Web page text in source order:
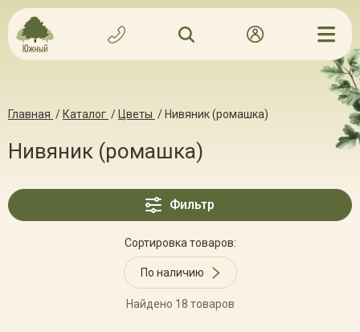
Главная / Каталог / Цветы / Нивяник (ромашка)
Нивяник (ромашка)
Фильтр
Сортировка товаров:
По наличию
Найдено 18 товаров